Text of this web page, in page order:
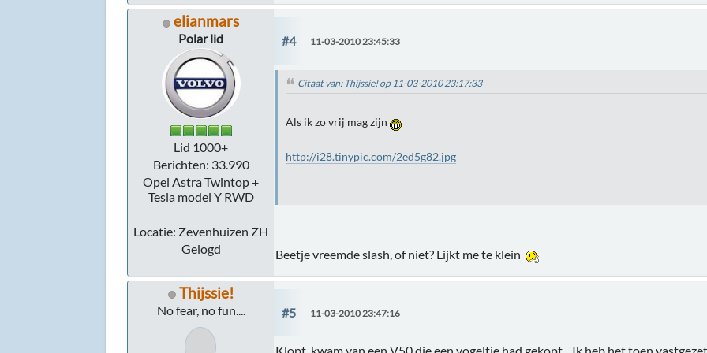
elianmars
Polar lid
Lid 1000+
Berichten: 33.990
Opel Astra Twintop +
Tesla model Y RWD
Locatie: Zevenhuizen ZH
Gelogd
#4 11-03-2010 23:45:33
Citaat van: Thijssie! op 11-03-2010 23:17:33
Als ik zo vrij mag zijn
http://i28.tinypic.com/2ed5g82.jpg
Beetje vreemde slash, of niet? Lijkt me te klein
Thijssie!
No fear, no fun.... #5 11-03-2010 23:47:16